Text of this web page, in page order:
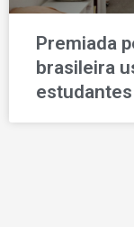
Premiada
brasileira